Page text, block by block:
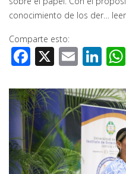
conocimiento de los der…
Comparte esto:
Facebook
X Email